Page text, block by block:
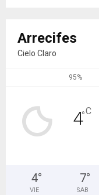
Arrecifes
Cielo Claro
95%
4°C
4°
VIE
7°
SAB